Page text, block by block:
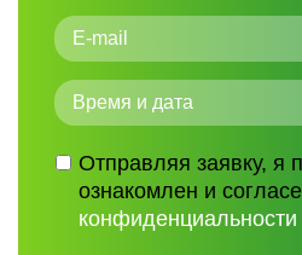
Отправляя заявку, я
ознакомлен и
конфиденциальности